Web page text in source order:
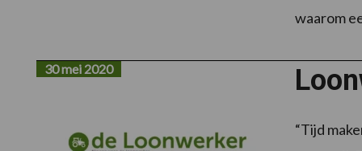
waarom
30 mei 2020
“Tijd